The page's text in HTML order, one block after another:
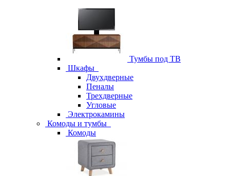
Тумбы под ТВ
Шкафы
Двухдверные
Пеналы
Трехдверные
Угловые
Электрокамины
Комоды и тумбы
Комоды